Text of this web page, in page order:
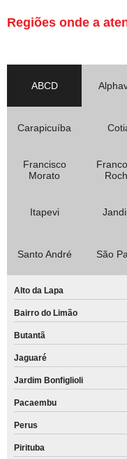
Regiões onde a
ABCD
Carapicuíba
Francisco
Morato
Itapevi
Santo André São
Alto da Lapa
Bairro do Limão
Butantã
Jaguaré
Jardim Bonfiglioli
Pacaembu
Perus
Pirituba